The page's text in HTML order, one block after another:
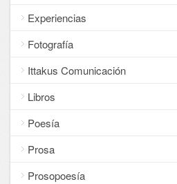
Experiencias
Fotografía
Ittakus Comunicación
Libros
Poesía
Prosa
Prosopoesía